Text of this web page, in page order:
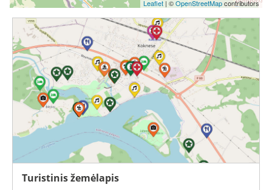
Leaflet | ©OpenStreetMapcontributors
Turistinis žemėlapis